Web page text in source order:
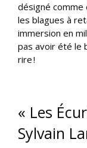
désigné comme
les blagues à
immersion en
pas avoir été le
rire !
« Les
Sylvain